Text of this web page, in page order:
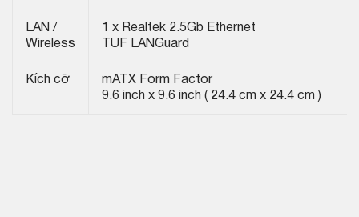
LAN /
Wireless
1 x Realtek 2.5Gb Ethernet
TUF LANGuard
Kích cỡ
mATX Form Factor
9.6 inch x 9.6 inch ( 24.4 cm x 24.4 cm )